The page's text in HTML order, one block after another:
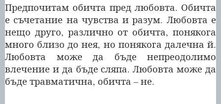
Предпочитам обичта пред любовта. Обичта
е съчетание на чувства и разум. Любовта е
нещо друго, различно от обичта, понякога
много близо до нея, но понякога далечна й.
Любовта може да бъде непреодолимо
влечение и да бъде сляпа. Любовта може да
бъде травматична, обичта – не.